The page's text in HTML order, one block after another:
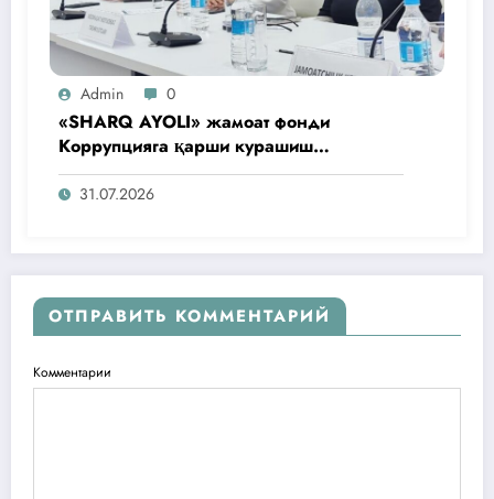
Admin 0
«SHARQ AYOLI» жамоат фонди
Коррупцияга қарши курашиш
агентлигидаги жамоат эшитувида
ташаббусларини тақдим этди
31.07.2026
ОТПРАВИТЬ КОММЕНТАРИЙ
Комментарии